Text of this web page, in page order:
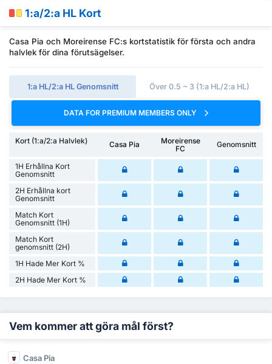
1:a/2:a HL Kort
Casa Pia och Moreirense FC:s kortstatistik för första och andra
halvlek för dina förutsägelser.
1:a HL/2:a HL Genomsnitt Över 0.5 ~ 3 (1:a HL/2:a HL)
DATA FOR PREMIUM MEMBERS ONLY
Kort (1:a/2:a Halvlek) Casa Pia
Moreirense
FC
Genomsnitt
1H Erhållna Kort
Genomsnitt
2H Erhållna kort
Genomsnitt
Match Kort
Genomsnitt (1H)
Match Kort
genomsnitt (2H)
1H Hade Mer Kort %
2H Hade Mer Kort %
Vem kommer att göra mål först?
Casa Pia